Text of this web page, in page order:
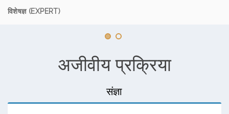
विशेषज्ञ (EXPERT)
अजीवीय प्रक्रिया
संज्ञा